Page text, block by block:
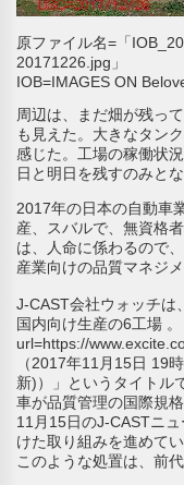
原ファイル名=「
20171226.jpg」
IOB=IMAGES ON
周辺は、まだ畑が残っ
も見えた。大きなタン
感じた。工場の稼働状
日と明日を残すのみとな
2017年の日本の自動車
産、スバルで、無資格
は、人命に係わるので
産業向けの品質マネジ
J-CAST会社ウォッチは
国内向け生産の6工場 。
url=https://
（2017年11月15日 19
新)）」というタイトル
車が品質管理の国際規
11月15日のJ‐CASTニ
けた取り組みを進めて
このような処置は、前